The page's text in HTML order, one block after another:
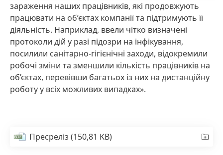
зараження наших працівників, які продовжують
працювати на об’єктах компанії та підтримують її
діяльність. Наприклад, ввели чітко визначені
протоколи дій у разі підозри на інфікування,
посилили санітарно-гігієнічні заходи, відокремили
робочі зміни та зменшили кількість працівників на
об’єктах, перевівши багатьох із них на дистанційну
роботу у всіх можливих випадках».
Пресреліз(150,81 KB)